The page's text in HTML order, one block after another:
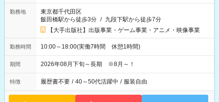
勤務地
東京都千代田区
飯田橋駅から徒歩3分 / 九段下駅から徒歩7分
【大手出版社】出版事業・ゲーム事業・アニメ・映像事業
勤務時間 10:00～18:00(実働7時間 休憩1時間)
期間 2026年08月下旬～長期 ※8月～！
特徴 履歴書不要 / 40～50代活躍中 / 服装自由